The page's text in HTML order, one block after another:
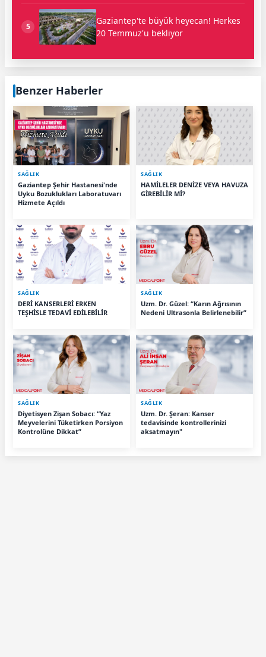
5
Gaziantep'te büyük heyecan! Herkes
20 Temmuz'u bekliyor
Benzer Haberler
SAĞLIK
Gaziantep Şehir Hastanesi'nde
Uyku Bozuklukları Laboratuvarı
Hizmete Açıldı
SAĞLIK
HAMİLELER DENİZE VEYA HAVUZA
GİREBİLİR Mİ?
SAĞLIK
DERİ KANSERLERİ ERKEN
TEŞHİSLE TEDAVİ EDİLEBİLİR
SAĞLIK
Uzm. Dr. Güzel: “Karın Ağrısının
Nedeni Ultrasonla Belirlenebilir”
SAĞLIK
Diyetisyen Zişan Sobacı: “Yaz
Meyvelerini Tüketirken Porsiyon
Kontrolüne Dikkat”
SAĞLIK
Uzm. Dr. Şeran: Kanser
tedavisinde kontrollerinizi
aksatmayın"